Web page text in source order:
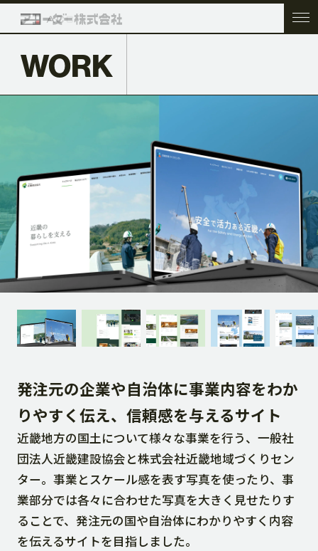
TOP
SERVICE
WORK
ACC BLOG
DOWNLOAD
CONTACT
RECRUIT SITE
WORK
発注元の企業や自治体に事業内容をわか
りやすく伝え、信頼感を与えるサイト
近畿地方の国土について様々な事業を行う、一般社
団法人近畿建設協会と株式会社近畿地域づくりセン
ター。事業とスケール感を表す写真を使ったり、事
業部分では各々に合わせた写真を大きく見せたりす
ることで、発注元の国や自治体にわかりやすく内容
を伝えるサイトを目指しました。